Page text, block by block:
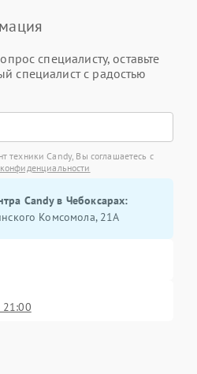
специалисту, оставьте
специалист с радостью
техники Candy, Вы соглашаетесь с
Candy в Чебоксарах:
Комсомола, 21А
21:00